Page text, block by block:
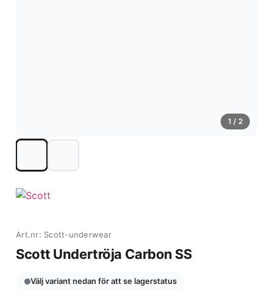
1 / 2
Art.nr: Scott-underwear
Scott Undertröja Carbon SS
Välj variant nedan för att se lagerstatus